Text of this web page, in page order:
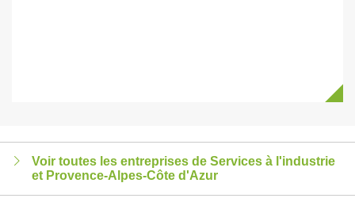
Voir toutes les entreprises de Services à l'industrie
et Provence-Alpes-Côte d'Azur